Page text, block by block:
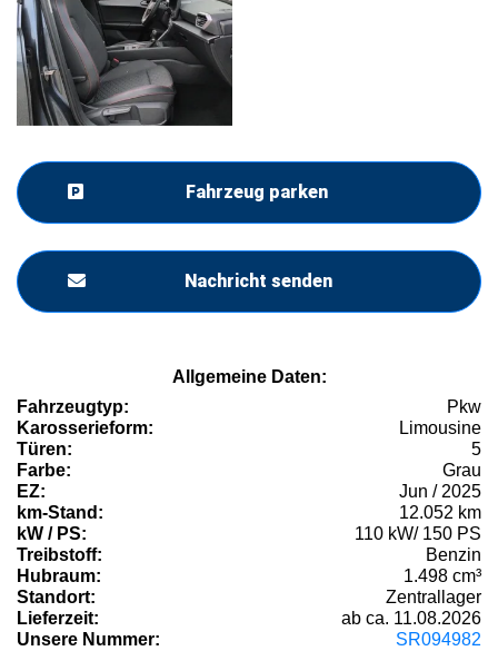
Fahrzeug parken
Nachricht senden
Allgemeine Daten:
Fahrzeugtyp:
Pkw
Karosserieform:
Limousine
Türen:
5
Farbe:
Grau
EZ:
Jun / 2025
km-Stand:
12.052 km
kW / PS:
110 kW/ 150 PS
Treibstoff:
Benzin
Hubraum:
1.498 cm³
Standort:
Zentrallager
Lieferzeit:
ab ca. 11.08.2026
Unsere Nummer:
SR094982